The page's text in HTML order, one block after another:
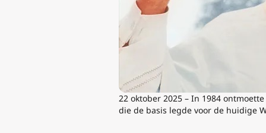
22 oktober 2025 – In 1984
die de basis legde voor de huidige